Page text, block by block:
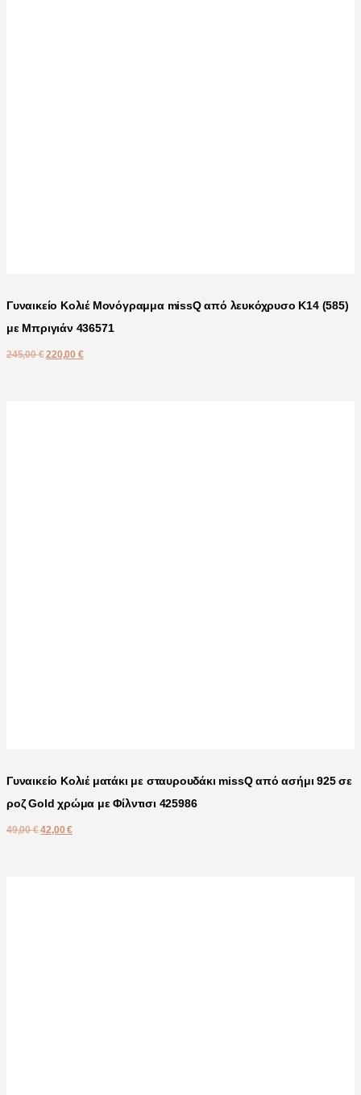
Γυναικείο Κολιέ Μονόγραμμα missQ από λευκόχρυσο Κ14 (585)
με Μπριγιάν 436571
245,00€ 220,00 €
Γυναικείο Κολιέ ματάκι με σταυρουδάκι missQ από ασήμι 925 σε
ροζ Gold χρώμα με Φίλντισι 425986
49,00€ 42,00€